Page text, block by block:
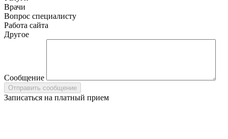
Врачи
Вопрос специалисту
Работа сайта
Другое
Сообщение
Записаться на платный прием